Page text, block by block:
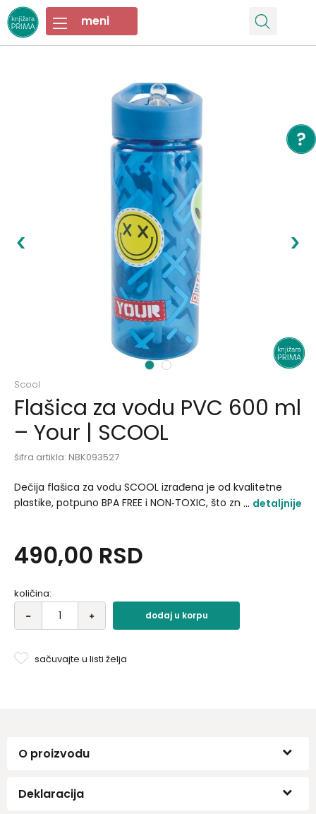
1 2
Scool
Flašica za vodu PVC 600 ml
– Your | SCOOL
šifra artikla: NBK093527
Dečija flašica za vodu SCOOL izrađena je od kvalitetne
plastike, potpuno BPA FREE i NON‑TOXIC, što znači da je
zaštitni poklopac obezbeđuje higijenu i sprečava
prosipanje..
detaljnije
490,00 RSD
količina:
dodaj u korpu
sačuvajte u listi želja
O proizvodu
Deklaracija